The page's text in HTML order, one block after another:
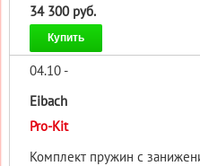
34 300 руб.
Купить
04.10 -
Eibach
Pro-Kit
Комплект пружин с